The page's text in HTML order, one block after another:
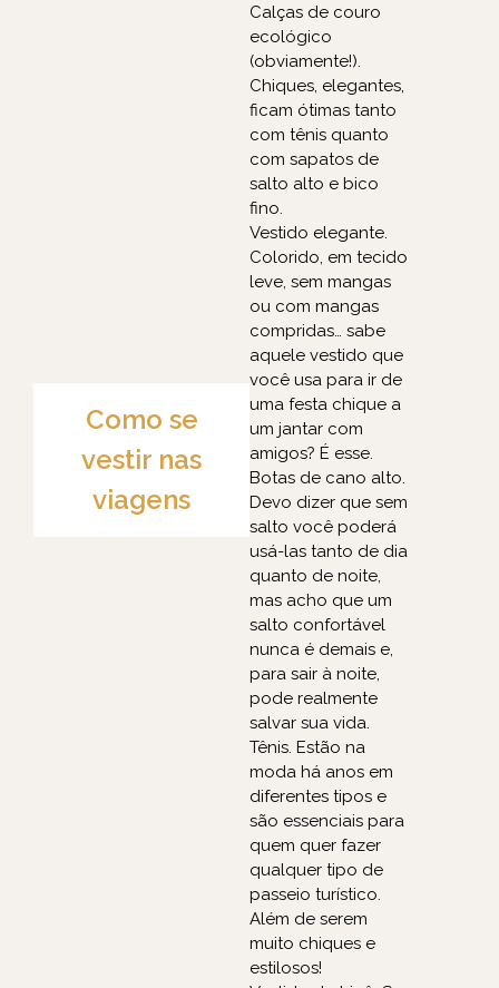
Como se
vestir nas
viagens
Calças de couro
ecológico
(obviamente!).
Chiques, elegantes,
ficam ótimas tanto
com tênis quanto
com sapatos de
salto alto e bico
fino.
Vestido elegante.
Colorido, em tecido
leve, sem mangas
ou com mangas
compridas… sabe
aquele vestido que
você usa para ir de
uma festa chique a
um jantar com
amigos? É esse.
Botas de cano alto.
Devo dizer que sem
salto você poderá
usá-las tanto de dia
quanto de noite,
mas acho que um
salto confortável
nunca é demais e,
para sair à noite,
pode realmente
salvar sua vida.
Tênis. Estão na
moda há anos em
diferentes tipos e
são essenciais para
quem quer fazer
qualquer tipo de
passeio turístico.
Além de serem
muito chiques e
estilosos!